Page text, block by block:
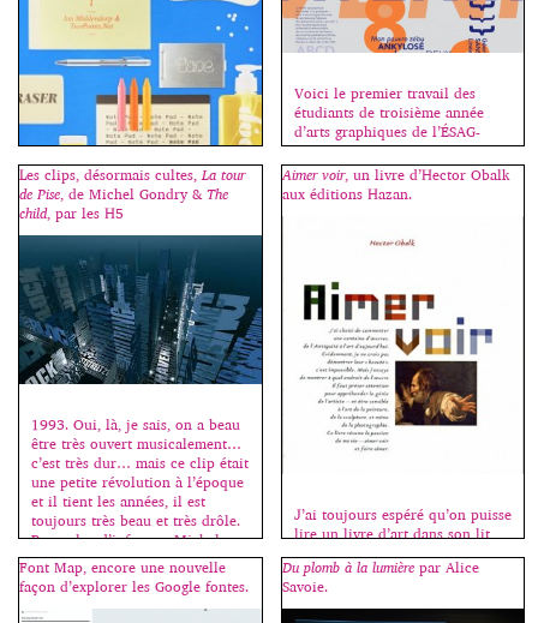
C’est avec cet ouvrage que
j’inaugure ma rubrique “des
livres”. Il n’est pas dans mon
intention de chroniquer toutes
les sorties en relation avec la
typographie, mais seulement les
indispensables, les nécessaires.
Moi-même, j’achète assez peu de
d’ouvrages sortent chaque
année, assez peu sont
importants. Et c’est sur ceux-là
que […]
Voici le premier travail des
étudiants de troisième année
d’arts graphiques de l’ÉSAG-
Penninghen, une affiche-
specimen, à la fois présentation
fonctionnelle, esthétique et
typographique. Cliquez sur une
diaporama. Merci à Jeff Blunden
qui m’assiste pour ce cours.
Les clips, désormais cultes,La tour
de Pise, de Michel Gondry &The
child, par les H5
1993. Oui, là, je sais, on a beau
être très ouvert musicalement…
c’est très dur… mais ce clip était
une petite révolution à l’époque
et il tient les années, il est
toujours très beau et très drôle.
Pour plus d’infos sur Michel
Gondry -> ici et ici. 1999. Les
H5 prennent le relais avec ce
clip […]
Aimer voir, un livre d’Hector Obalk
aux éditions Hazan.
J’ai toujours espéré qu’on puisse
lire un livre d’art dans son lit,
d’où le format choisi pour celui-
ci, suffisamment petit pour qu’il
soit maniable comme un roman
et suffisamment grand pour qu’il
Font Map, encore une nouvelle
façon d’explorer les Google fontes.
Du plomb à la lumièrepar Alice
Savoie.